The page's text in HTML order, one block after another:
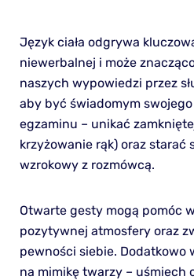
Język ciała odgrywa
niewerbalnej i może
naszych wypowiedzi przez
aby być świadomym swojego
egzaminu – unikać
krzyżowanie rąk) oraz
wzrokowy z rozmówcą.
Otwarte gesty mogą pomóc
pozytywnej atmosfery oraz
pewności siebie. Dodatkowo
na mimikę twarzy – uśmiech